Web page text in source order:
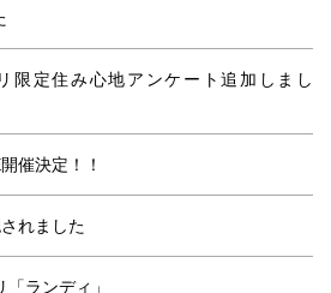
限定住み心地アンケート追加しまし
催決定！！
れました
ランディ」